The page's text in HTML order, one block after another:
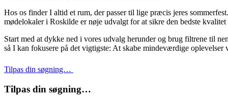
Hos os finder I altid et rum, der passer til lige præcis jeres
mødelokaler i Roskilde er nøje udvalgt for at sikre den bedste
Start med at dykke ned i vores udvalg herunder og brug filtrene til
så I kan fokusere på det vigtigste: At skabe mindeværdige oplevelser
Tilpas din søgning…
Tilpas din søgning…